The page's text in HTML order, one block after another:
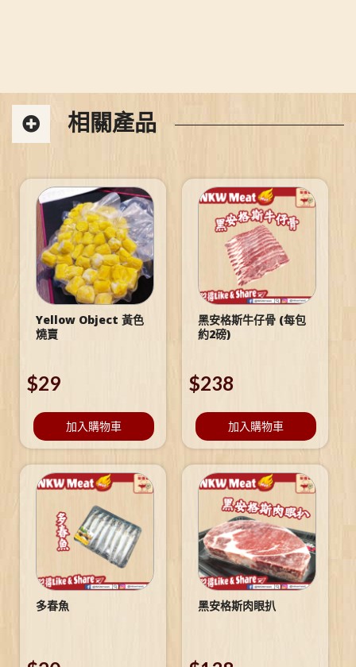
相關產品
Yellow Object 黃色
燒賣
$29
加入購物車
黑安格斯牛仔骨 (每包
約2磅)
$238
加入購物車
多春魚 黑安格斯肉眼扒